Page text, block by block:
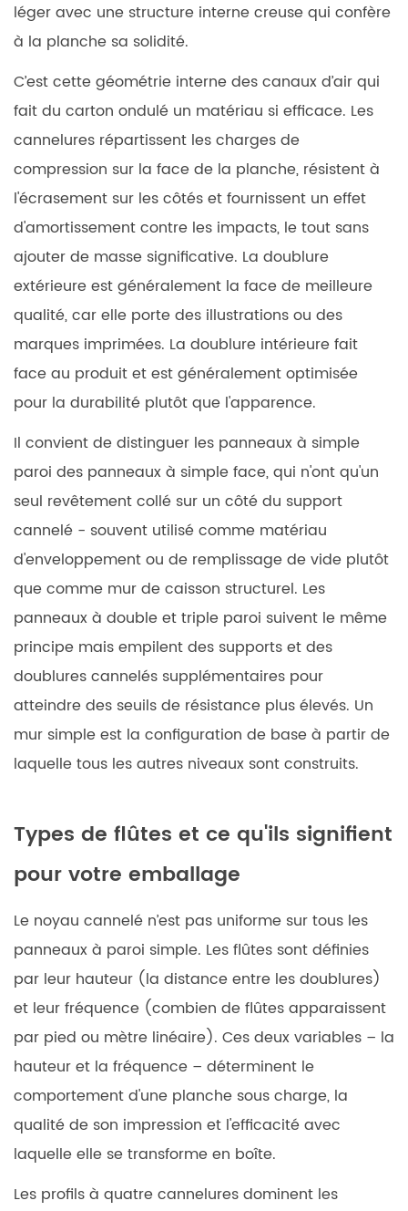
paroi
simple
5
Paroi
simple
ou
double
paroi :
comment
choisir
6
Avantages
de
la
durabilité
7
du
panneau
à
paroi
simple
adapté
à
votre
produit
léger avec une structure interne creuse qui confère
à la planche sa solidité.
C’est cette géométrie interne des canaux d’air qui
fait du carton ondulé un matériau si efficace. Les
cannelures répartissent les charges de
compression sur la face de la planche, résistent à
l'écrasement sur les côtés et fournissent un effet
d'amortissement contre les impacts, le tout sans
ajouter de masse significative. La doublure
extérieure est généralement la face de meilleure
qualité, car elle porte des illustrations ou des
marques imprimées. La doublure intérieure fait
face au produit et est généralement optimisée
pour la durabilité plutôt que l'apparence.
Il convient de distinguer les panneaux à simple
paroi des panneaux à simple face, qui n'ont qu'un
seul revêtement collé sur un côté du support
cannelé - souvent utilisé comme matériau
d'enveloppement ou de remplissage de vide plutôt
que comme mur de caisson structurel. Les
panneaux à double et triple paroi suivent le même
principe mais empilent des supports et des
doublures cannelés supplémentaires pour
atteindre des seuils de résistance plus élevés. Un
mur simple est la configuration de base à partir de
laquelle tous les autres niveaux sont construits.
Types de flûtes et ce qu'ils signifient
pour votre emballage
Le noyau cannelé n’est pas uniforme sur tous les
panneaux à paroi simple. Les flûtes sont définies
par leur hauteur (la distance entre les doublures)
et leur fréquence (combien de flûtes apparaissent
par pied ou mètre linéaire). Ces deux variables – la
hauteur et la fréquence – déterminent le
comportement d'une planche sous charge, la
qualité de son impression et l'efficacité avec
laquelle elle se transforme en boîte.
Les profils à quatre cannelures dominent les